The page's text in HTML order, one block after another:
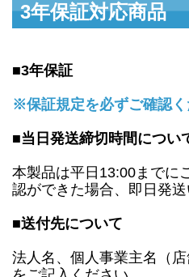
3年保証対応商品
■3年保証
※保証規定を必ずご確認く
■当日発送締切時間につい
本製品は平日13:00までに
認ができた場合、即日発送
■送付先について
法人名、個人事業主名（店